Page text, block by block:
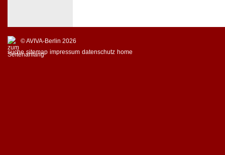
© AVIVA-Berlin 2026
suche sitemap impressum datenschutz home